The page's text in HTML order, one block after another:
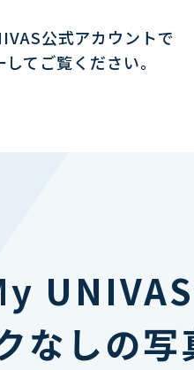
公式アカウントで
てご覧ください｡
なしの